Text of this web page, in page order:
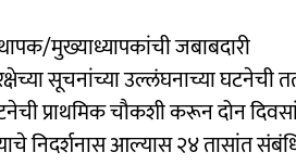
मुख्याध्यापकांची जबाबदारी
सूचनांच्या उल्लंघनाच्या
प्राथमिक चौकशी करून दोन
निदर्शनास आल्यास २४ तासांत